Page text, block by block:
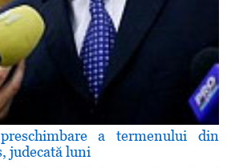
a termenului din
judecată luni